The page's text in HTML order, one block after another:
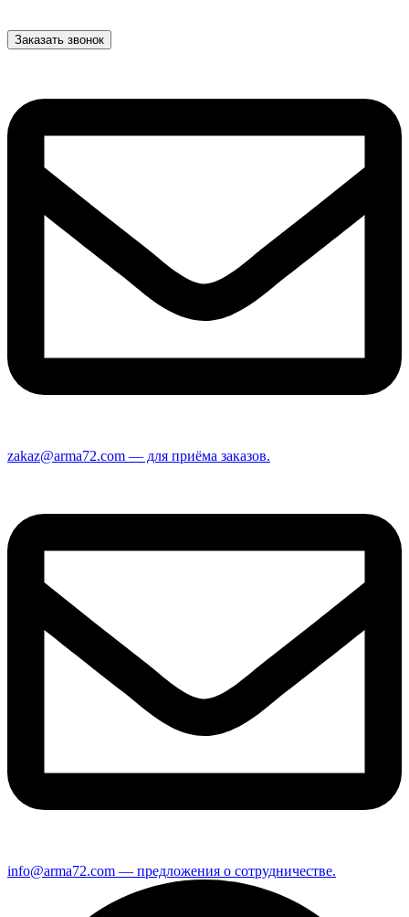
Заказать звонок
zakaz@arma72.com — для приёма заказов.
info@arma72.com — предложения о сотрудничестве.